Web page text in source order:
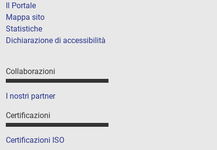
Il Portale
Mappa sito
Statistiche
Dichiarazione di accessibilità
Collaborazioni
I nostri partner
Certificazioni
Certificazioni ISO